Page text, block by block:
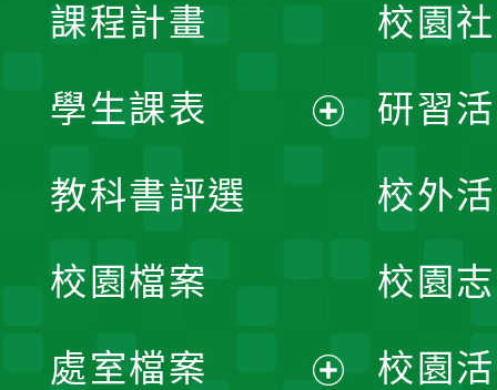
課程計畫
學生課表
單
教科書評選
校園檔案
處室檔案
校園
研習
校外
校園
校園